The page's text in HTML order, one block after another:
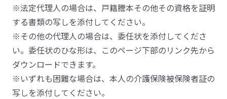
※法定代理人の場合は、戸籍謄本その他その資格を証明
する書類の写しを添付してください。
※その他の代理人の場合は、委任状を添付してくださ
い。委任状のひな形は、このページ下部のリンク先から
ダウンロードできます。
※いずれも困難な場合は、本人の介護保険被保険者証の
写しを添付してください。